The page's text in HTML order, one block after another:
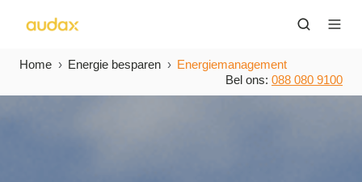
Home Energie besparen
Energiemanagement
Bel ons: 088 080 9100